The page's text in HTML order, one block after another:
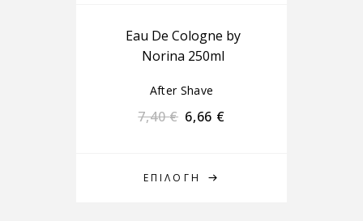
ΕΠΙΛΟΓΉ
Eau De Cologne by
Norina 250ml
After Shave
7,40€ 6,66 €